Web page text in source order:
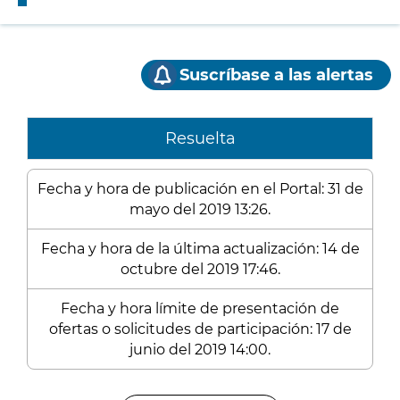
Suscríbase a las alertas
Resuelta
Fecha y hora de publicación en el Portal: 31 de
mayo del 2019 13:26.
Fecha y hora de la última actualización: 14 de
octubre del 2019 17:46.
Fecha y hora límite de presentación de
ofertas o solicitudes de participación: 17 de
junio del 2019 14:00.